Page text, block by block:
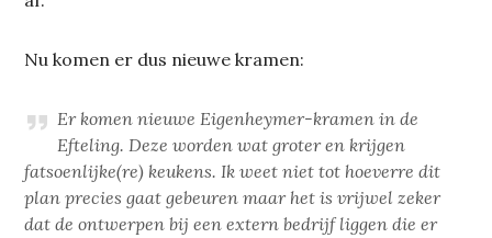
Nu komen er dus nieuwe kramen:
Er komen nieuwe Eigenheymer-kramen in de
Efteling. Deze worden wat groter en krijgen
fatsoenlijke(re) keukens. Ik weet niet tot hoeverre dit
plan precies gaat gebeuren maar het is vrijwel zeker
dat de ontwerpen bij een extern bedrijf liggen die er